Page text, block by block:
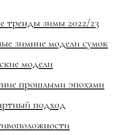
тренды зимы 2022/23
зимние модели сумок
модели
прошлыми эпохами
подход